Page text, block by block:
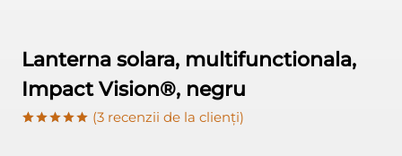
Lanterna solara, multifunctionala,
Impact Vision®, negru
(3 recenzii de la clienți)